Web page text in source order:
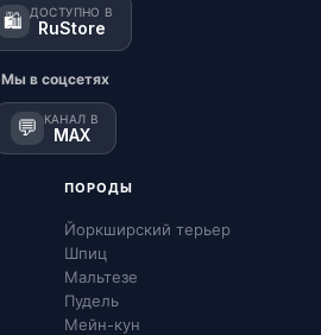
🛍️ ДОСТУПНО В
RuStore
Мы в соцсетях
💬 КАНАЛ В
MAX
ПОРОДЫ
Йоркширский терьер
Шпиц
Мальтезе
Пудель
Мейн-кун